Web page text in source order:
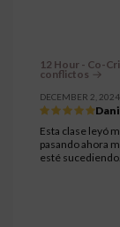
12 Hour - Co-
conflictos
DECEMBER 2, 2024
Esta clase leyó
pasando ahora
esté sucediendo.